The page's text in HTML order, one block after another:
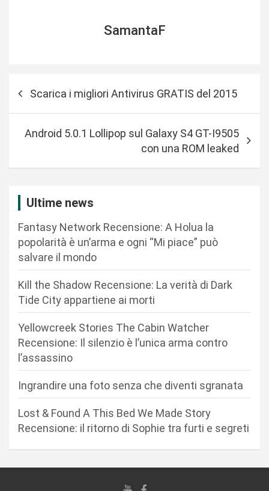
SamantaF
Scarica i migliori Antivirus GRATIS del 2015
Android 5.0.1 Lollipop sul Galaxy S4 GT-I9505
con una ROM leaked
Ultime news
Fantasy Network Recensione: A Holua la
popolarità è un’arma e ogni “Mi piace” può
salvare il mondo
Kill the Shadow Recensione: La verità di Dark
Tide City appartiene ai morti
Yellowcreek Stories The Cabin Watcher
Recensione: Il silenzio è l’unica arma contro
l’assassino
Ingrandire una foto senza che diventi sgranata
Lost & Found A This Bed We Made Story
Recensione: il ritorno di Sophie tra furti e segreti